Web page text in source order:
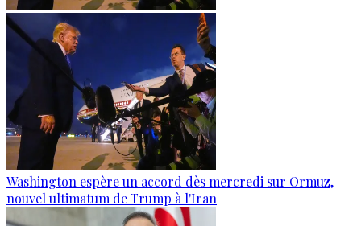
Washington espère un accord dès mercredi sur Ormuz,
nouvel ultimatum de Trump à l'Iran